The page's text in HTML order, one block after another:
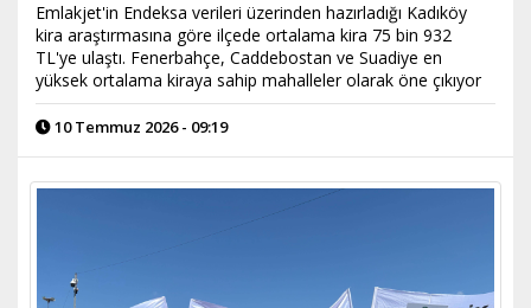
Emlakjet'in Endeksa verileri üzerinden hazırladığı Kadıköy
kira araştırmasına göre ilçede ortalama kira 75 bin 932
TL'ye ulaştı. Fenerbahçe, Caddebostan ve Suadiye en
yüksek ortalama kiraya sahip mahalleler olarak öne çıkıyor
10 Temmuz 2026 - 09:19